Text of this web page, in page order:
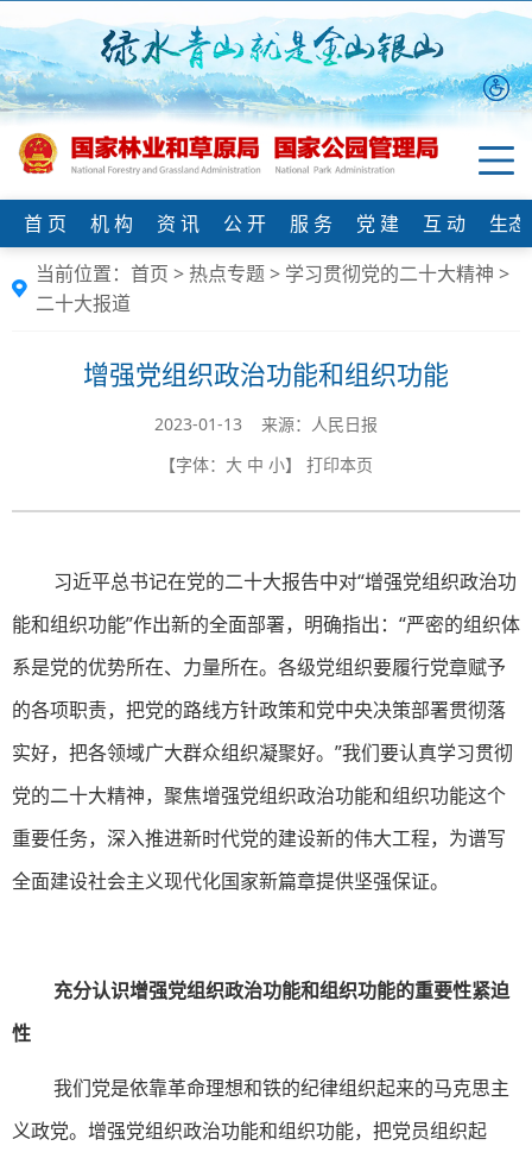
首 页 机 构 资 讯 公 开 服 务 党 建 互 动
生
当前位置： 首页 > 热点专题> 学习贯彻党的二十大精神 >
二十大报道
增强党组织政治功能和组织功能
2023-01-13 来源：人民日报
【字体： 大 中 小】 打印本页
习近平总书记在党的二十大报告中对“增强党组织政治功
能和组织功能”作出新的全面部署，明确指出：“严密的组织体
系是党的优势所在、力量所在。各级党组织要履行党章赋予
的各项职责，把党的路线方针政策和党中央决策部署贯彻落
实好，把各领域广大群众组织凝聚好。”我们要认真学习贯彻
党的二十大精神，聚焦增强党组织政治功能和组织功能这个
重要任务，深入推进新时代党的建设新的伟大工程，为谱写
全面建设社会主义现代化国家新篇章提供坚强保证。
充分认识增强党组织政治功能和组织功能的重要性紧迫
性
我们党是依靠革命理想和铁的纪律组织起来的马克思主
义政党。增强党组织政治功能和组织功能，把党员组织起